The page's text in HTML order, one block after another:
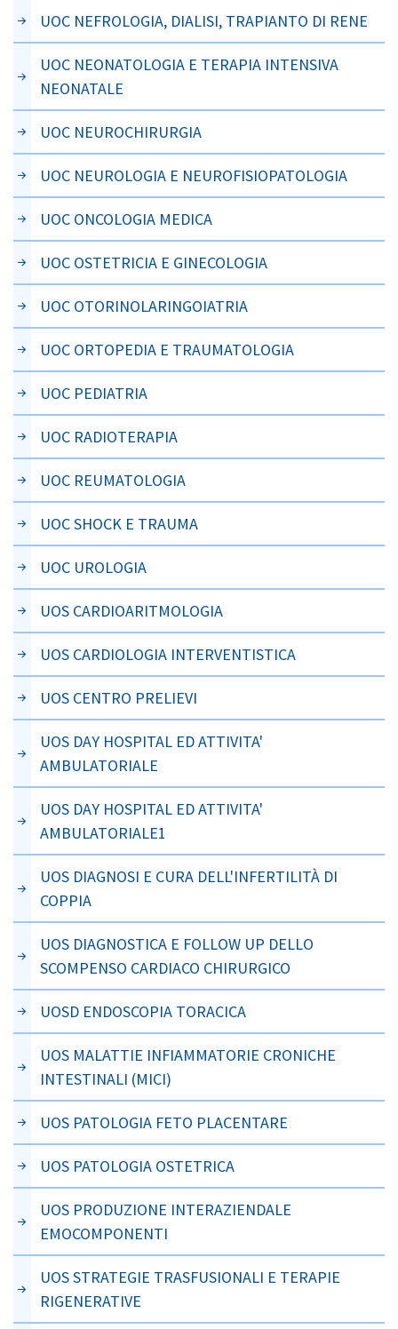
UOC NEFROLOGIA, DIALISI, TRAPIANTO DI RENE
UOC NEONATOLOGIA E TERAPIA INTENSIVA
NEONATALE
UOC NEUROCHIRURGIA
UOC NEUROLOGIA E NEUROFISIOPATOLOGIA
UOC ONCOLOGIA MEDICA
UOC OSTETRICIA E GINECOLOGIA
UOC OTORINOLARINGOIATRIA
UOC ORTOPEDIA E TRAUMATOLOGIA
UOC PEDIATRIA
UOC RADIOTERAPIA
UOC REUMATOLOGIA
UOC SHOCK E TRAUMA
UOC UROLOGIA
UOS CARDIOARITMOLOGIA
UOS CARDIOLOGIA INTERVENTISTICA
UOS CENTRO PRELIEVI
UOS DAY HOSPITAL ED ATTIVITA'
AMBULATORIALE
UOS DAY HOSPITAL ED ATTIVITA'
AMBULATORIALE1
UOS DIAGNOSI E CURA DELL'INFERTILITÀ DI
COPPIA
UOS DIAGNOSTICA E FOLLOW UP DELLO
SCOMPENSO CARDIACO CHIRURGICO
UOSD ENDOSCOPIA TORACICA
UOS MALATTIE INFIAMMATORIE CRONICHE
INTESTINALI (MICI)
UOS PATOLOGIA FETO PLACENTARE
UOS PATOLOGIA OSTETRICA
UOS PRODUZIONE INTERAZIENDALE
EMOCOMPONENTI
UOS STRATEGIE TRASFUSIONALI E TERAPIE
RIGENERATIVE